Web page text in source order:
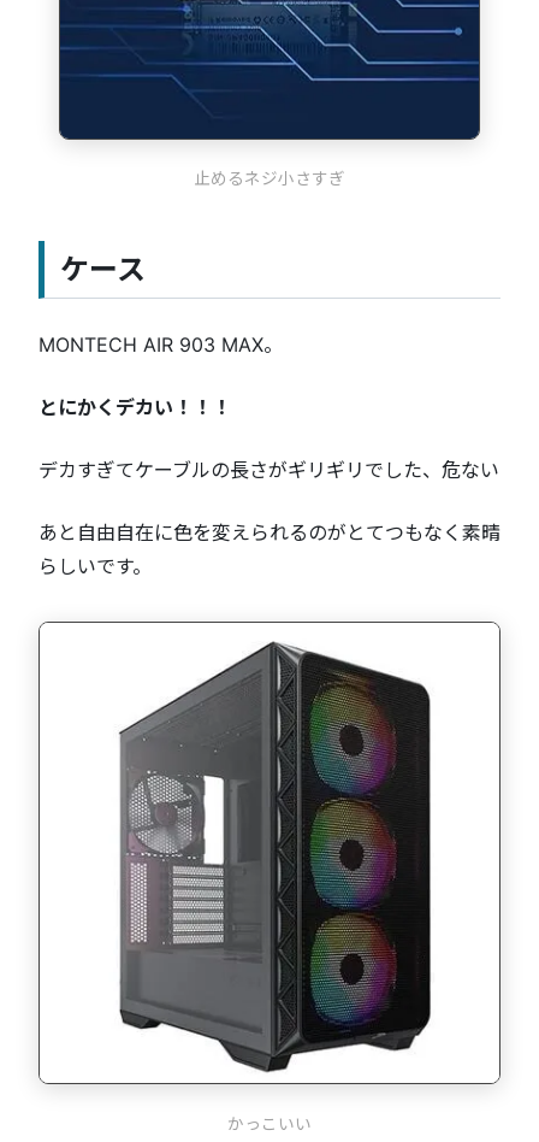
止めるネジ小さすぎ
ケース
MONTECH AIR 903 MAX。
とにかくデカい！！！
デカすぎてケーブルの長さがギリギリでした、危ない
あと自由自在に色を変えられるのがとてつもなく素晴
らしいです。
かっこいい